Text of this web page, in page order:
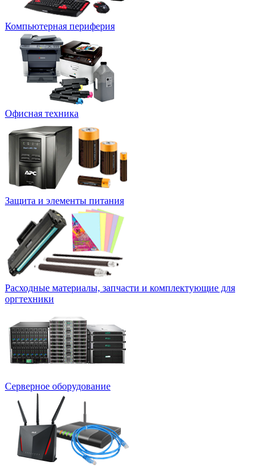
Компьютерная периферия
Офисная техника
Защита и элементы питания
Расходные материалы, запчасти и комплектующие для
оргтехники
Серверное оборудование